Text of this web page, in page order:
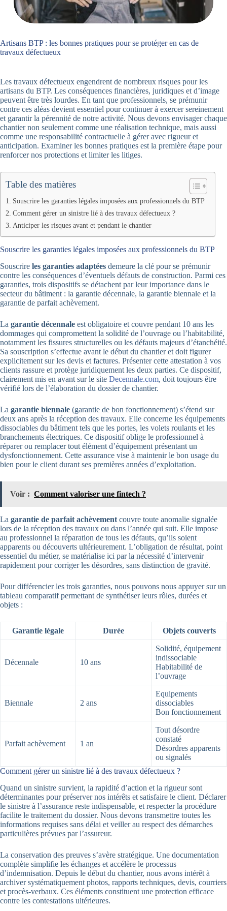
Artisans BTP : les bonnes pratiques pour se protéger en cas de
travaux défectueux
Les travaux défectueux engendrent de nombreux risques pour les
artisans du BTP. Les conséquences financières, juridiques et d’image
peuvent être très lourdes. En tant que professionnels, se prémunir
contre ces aléas devient essentiel pour continuer à exercer sereinement
et garantir la pérennité de notre activité. Nous devons envisager chaque
chantier non seulement comme une réalisation technique, mais aussi
comme une responsabilité contractuelle à gérer avec rigueur et
anticipation. Examiner les bonnes pratiques est la première étape pour
renforcer nos protections et limiter les litiges.
Table des matières
Souscrire les garanties légales imposées aux professionnels du BTP
Comment gérer un sinistre lié à des travaux défectueux ?
Anticiper les risques avant et pendant le chantier
Souscrire les garanties légales imposées aux professionnels du BTP
Souscrire les garanties adaptées demeure la clé pour se prémunir
contre les conséquences d’éventuels défauts de construction. Parmi ces
garanties, trois dispositifs se détachent par leur importance dans le
secteur du bâtiment : la garantie décennale, la garantie biennale et la
garantie de parfait achèvement.
La garantie décennale est obligatoire et couvre pendant 10 ans les
dommages qui compromettent la solidité de l’ouvrage ou l’habitabilité,
notamment les fissures structurelles ou les défauts majeurs d’étanchéité.
Sa souscription s’effectue avant le début du chantier et doit figurer
explicitement sur les devis et factures. Présenter cette attestation à vos
clients rassure et protège juridiquement les deux parties. Ce dispositif,
clairement mis en avant sur le site Decennale.com, doit toujours être
vérifié lors de l’élaboration du dossier de chantier.
La garantie biennale (garantie de bon fonctionnement) s’étend sur
deux ans après la réception des travaux. Elle concerne les équipements
dissociables du bâtiment tels que les portes, les volets roulants et les
branchements électriques. Ce dispositif oblige le professionnel à
réparer ou remplacer tout élément d’équipement présentant un
dysfonctionnement. Cette assurance vise à maintenir le bon usage du
bien pour le client durant ses premières années d’exploitation.
Voir : Comment valoriser une fintech ?
La garantie de parfait achèvement couvre toute anomalie signalée
lors de la réception des travaux ou dans l’année qui suit. Elle impose
au professionnel la réparation de tous les défauts, qu’ils soient
apparents ou découverts ultérieurement. L’obligation de résultat, point
essentiel du métier, se matérialise ici par la nécessité d’intervenir
rapidement pour corriger les désordres, sans distinction de gravité.
Pour différencier les trois garanties, nous pouvons nous appuyer sur un
tableau comparatif permettant de synthétiser leurs rôles, durées et
objets :
Garantie légale Durée Objets couverts
Décennale 10 ans
Solidité, équipement
indissociable
Habitabilité de
l’ouvrage
Biennale 2 ans
Equipements
dissociables
Bon fonctionnement
Parfait achèvement 1 an
Tout désordre
constaté
Désordres apparents
ou signalés
Comment gérer un sinistre lié à des travaux défectueux ?
Quand un sinistre survient, la rapidité d’action et la rigueur sont
déterminantes pour préserver nos intérêts et satisfaire le client. Déclarer
le sinistre à l’assurance reste indispensable, et respecter la procédure
facilite le traitement du dossier. Nous devons transmettre toutes les
informations requises sans délai et veiller au respect des démarches
particulières prévues par l’assureur.
La conservation des preuves s’avère stratégique. Une documentation
complète simplifie les échanges et accélère le processus
d’indemnisation. Depuis le début du chantier, nous avons intérêt à
archiver systématiquement photos, rapports techniques, devis, courriers
et procès-verbaux. Ces éléments constituent une protection efficace
contre les contestations ultérieures.